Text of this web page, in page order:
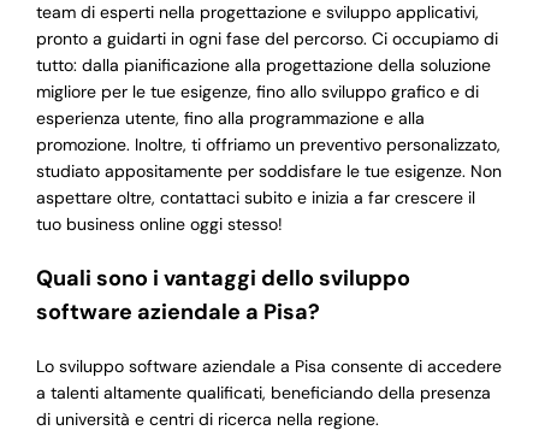
team di esperti nella progettazione e sviluppo applicativi,
pronto a guidarti in ogni fase del percorso. Ci occupiamo di
tutto: dalla pianificazione alla progettazione della soluzione
migliore per le tue esigenze, fino allo sviluppo grafico e di
esperienza utente, fino alla programmazione e alla
promozione. Inoltre, ti offriamo un preventivo personalizzato,
studiato appositamente per soddisfare le tue esigenze. Non
aspettare oltre, contattaci subito e inizia a far crescere il
tuo business online oggi stesso!
Quali sono i vantaggi dello sviluppo
software aziendale a Pisa?
Lo sviluppo software aziendale a Pisa consente di accedere
a talenti altamente qualificati, beneficiando della presenza
di università e centri di ricerca nella regione.